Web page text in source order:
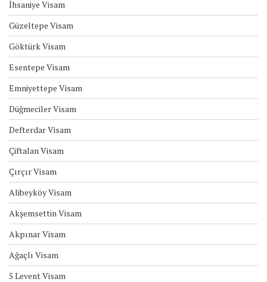
İhsaniye Visam
Güzeltepe Visam
Göktürk Visam
Esentepe Visam
Emniyettepe Visam
Düğmeciler Visam
Defterdar Visam
Çiftalan Visam
Çırçır Visam
Alibeyköy Visam
Akşemsettin Visam
Akpınar Visam
Ağaçlı Visam
5 Levent Visam